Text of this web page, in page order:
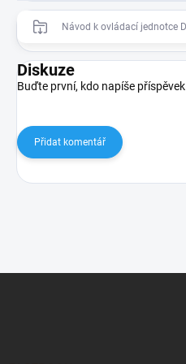
Návod k ovládací jednotce
Diskuze
Buďte první, kdo napíše
Přidat komentář